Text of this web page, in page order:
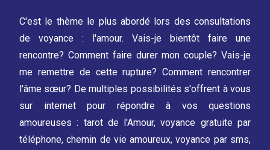
C'est le thème le plus abordé lors des consultations
de voyance : l'amour. Vais-je bientôt faire une
rencontre? Comment faire durer mon couple? Vais-je
me remettre de cette rupture? Comment rencontrer
l'âme sœur? De multiples possibilités s'offrent à vous
sur internet pour répondre à vos questions
amoureuses : tarot de l'Amour, voyance gratuite par
téléphone, chemin de vie amoureux, voyance par sms,